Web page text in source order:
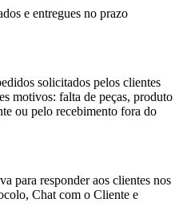
e entregues no prazo
solicitados pelos clientes
motivos: falta de peças, produto
ou pelo recebimento fora do
para responder aos clientes nos
Chat com o Cliente e